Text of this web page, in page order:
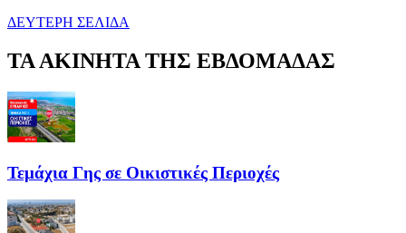
ΔΕΥΤΕΡΗ ΣΕΛΙΔΑ
ΤΑ ΑΚΙΝΗΤΑ ΤΗΣ ΕΒΔΟΜΑΔΑΣ
Τεμάχια Γης σε Οικιστικές Περιοχές